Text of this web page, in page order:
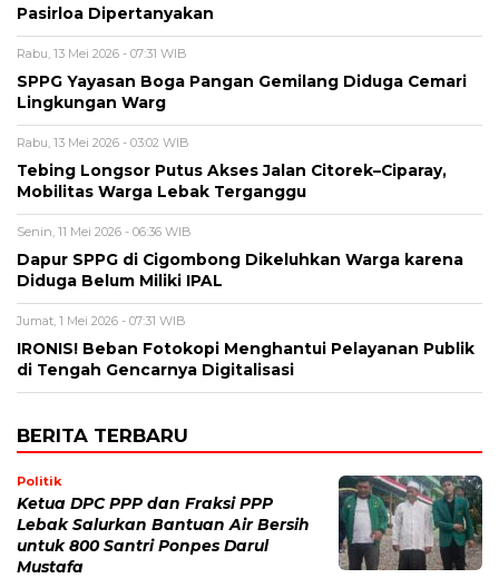
Pasirloa Dipertanyakan
Rabu, 13 Mei 2026 - 07:31 WIB
SPPG Yayasan Boga Pangan Gemilang Diduga Cemari
Lingkungan Warg
Rabu, 13 Mei 2026 - 03:02 WIB
Tebing Longsor Putus Akses Jalan Citorek–Ciparay,
Mobilitas Warga Lebak Terganggu
Senin, 11 Mei 2026 - 06:36 WIB
Dapur SPPG di Cigombong Dikeluhkan Warga karena
Diduga Belum Miliki IPAL
Jumat, 1 Mei 2026 - 07:31 WIB
IRONIS! Beban Fotokopi Menghantui Pelayanan Publik
di Tengah Gencarnya Digitalisasi
BERITA TERBARU
Politik
Ketua DPC PPP dan Fraksi PPP
Lebak Salurkan Bantuan Air Bersih
untuk 800 Santri Ponpes Darul
Mustafa